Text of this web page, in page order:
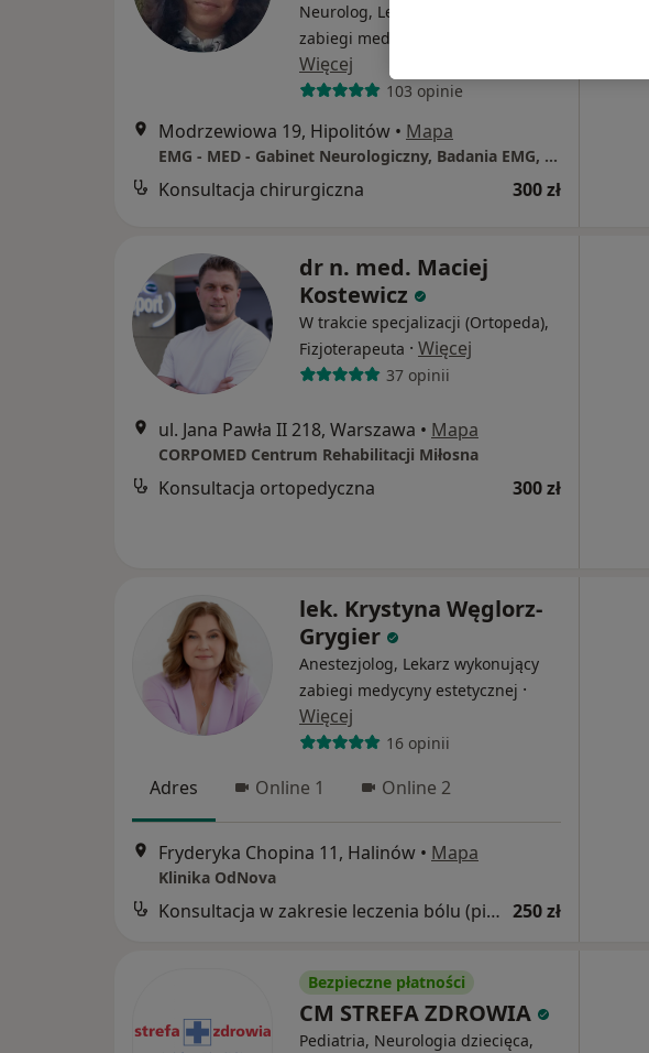
Neurolog, Lekarz wykonujący
zabiegi medycyny estetycznej
Więcej
103 opinie
Modrzewiowa 19, Hipolitów • Mapa
EMG - MED - Gabinet Neurologiczny, Badania EMG, dr n. med. M. Durka-Kęsy, specjalista neurolog
Konsultacja chirurgiczna 300 zł
dr n. med. Maciej
Kostewicz
W trakcie specjalizacji (Ortopeda),
Fizjoterapeuta · Więcej
37 opinii
ul. Jana Pawła II 218, Warszawa • Mapa
CORPOMED Centrum Rehabilitacji Miłosna
Konsultacja ortopedyczna 300 zł
lek. Krystyna Węglorz-
Grygier
Anestezjolog, Lekarz wykonujący
zabiegi medycyny estetycznej ·
Więcej
16 opinii
Adres Online 1 Online 2
Fryderyka Chopina 11, Halinów • Mapa
Klinika OdNova
Konsultacja w zakresie leczenia bólu (pierwsza wizyta) 250 zł
Bezpieczne płatności
CM STREFA ZDROWIA
Pediatria, Neurologia dziecięca,